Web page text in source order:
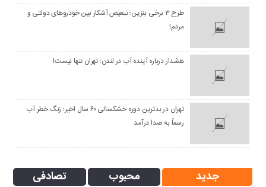
طرح ۳ نرخی بنزین؛ تبعیض آشکار بین خودروهای دولتی و
مردم!
هشدار درباره آینده آب در لندن؛ تهران تنها نیست!
تهران در بدترین دوره خشکسالی ۶۰ سال اخیر؛ زنگ خطر آب
رسماً به صدا درآمد
جدید محبوب تصادفی